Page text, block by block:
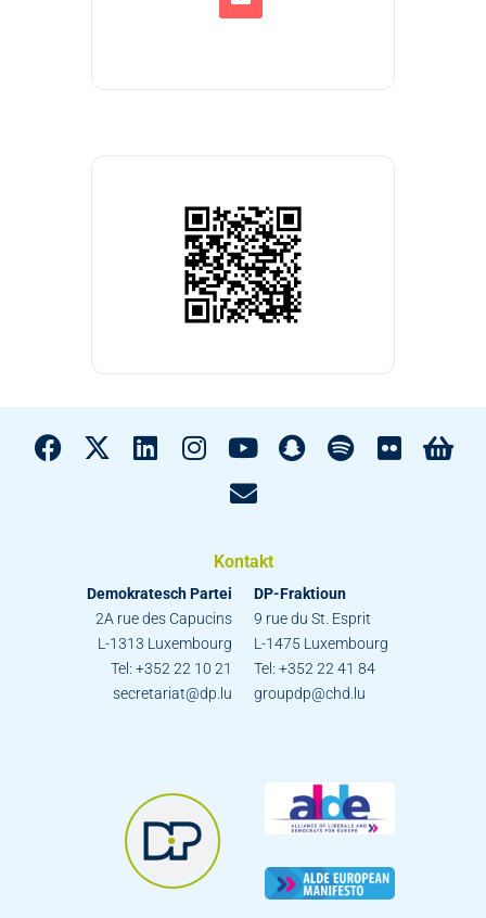
Kontakt
Demokratesch Partei
2A rue des Capucins
L-1313 Luxembourg
Tel: +352 22 10 21
secretariat@dp.lu
DP-Fraktioun
9 rue du St. Esprit
L-1475 Luxembourg
Tel: +352 22 41 84
groupdp@chd.lu